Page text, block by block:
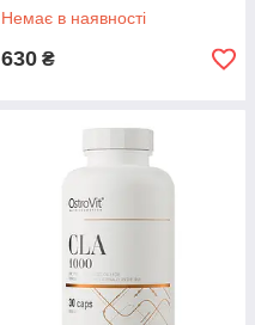
Немає в наявності
630 ₴